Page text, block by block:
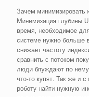
Зачем минимизировать
Минимизация глубины
время, необходимое
системе нужно больше
снижает частоту
сравнить с потоком
люди блуждают по
что-то купят. Так же и
роботу найти нужную